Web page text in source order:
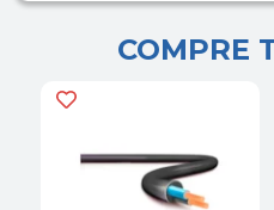
COMPRE